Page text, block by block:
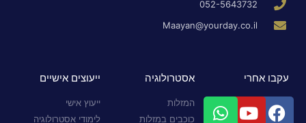
052-5643732
Maayan@yourday.co.il
עקבו אחרי אסטרולוגיה
המזלות
כוכבים במזלות
ייעוצים אישיים
ייעוץ אישי
לימודי אסטרולוגיה